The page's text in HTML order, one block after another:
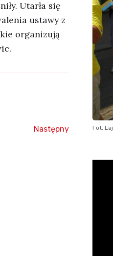
Utarła się
ustawy z
organizują
Następny Fot.